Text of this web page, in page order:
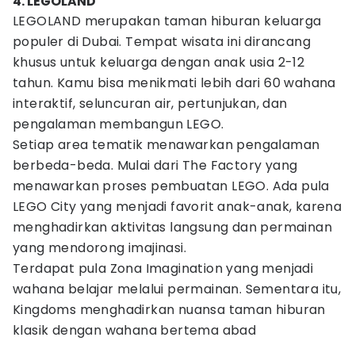
LEGOLAND merupakan taman hiburan keluarga
populer di Dubai. Tempat wisata ini dirancang
khusus untuk keluarga dengan anak usia 2-12
tahun. Kamu bisa menikmati lebih dari 60 wahana
interaktif, seluncuran air, pertunjukan, dan
pengalaman membangun LEGO.
Setiap area tematik menawarkan pengalaman
berbeda-beda. Mulai dari The Factory yang
menawarkan proses pembuatan LEGO. Ada pula
LEGO City yang menjadi favorit anak-anak, karena
menghadirkan aktivitas langsung dan permainan
yang mendorong imajinasi.
Terdapat pula Zona Imagination yang menjadi
wahana belajar melalui permainan. Sementara itu,
Kingdoms menghadirkan nuansa taman hiburan
klasik dengan wahana bertema abad